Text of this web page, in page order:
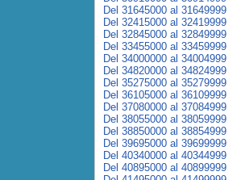
Del 31645000 al 31649999
Del 32415000 al 32419999
Del 32845000 al 32849999
Del 33455000 al 33459999
Del 34000000 al 34004999
Del 34820000 al 34824999
Del 35275000 al 35279999
Del 36105000 al 36109999
Del 37080000 al 37084999
Del 38055000 al 38059999
Del 38850000 al 38854999
Del 39695000 al 39699999
Del 40340000 al 40344999
Del 40895000 al 40899999